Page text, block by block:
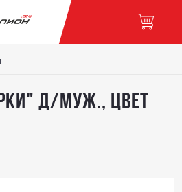
д/муж., цвет